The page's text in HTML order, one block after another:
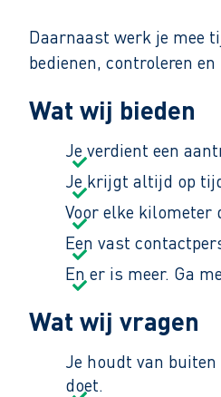
Daarnaast werk je mee
bedienen, controleren
Wat je gaat doen:
Alle voorkomende
Bedienen en
Uitvoeren van
Je krijgt bij ons de
meegenomen, maar
Je werkt fulltime, vijf
superafwisselend en
Wat wij bieden
Je verdient een
Je krijgt altijd op
Voor elke
Een vast
En er is meer. Ga
Wat wij vragen
Je houdt van
doet.